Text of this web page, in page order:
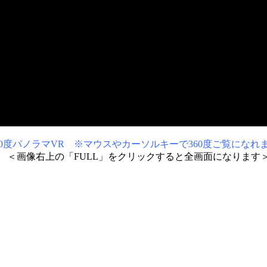
パノラマVR ※マウスやカーソルキーで360度ご覧になれま
画像右上の「FULL」をクリックすると全画面になります＞